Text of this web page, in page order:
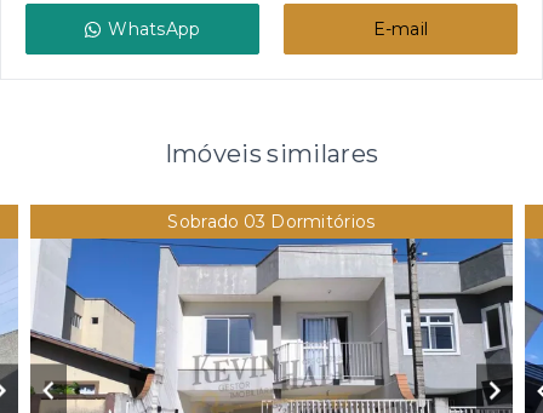
WhatsApp E-mail
Imóveis similares
Sobrado 03 Dormitórios